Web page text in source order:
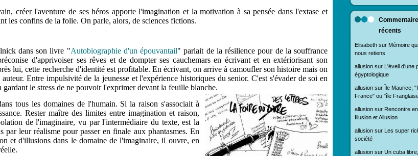
récents
Elisabeth sur Mémoire
nous retiens
allusion sur
L'éveil d'une
égyptologique
allusion sur
Île Maurice,
France" ou "île
allusion sur Rencontre
Illusion et Allusion
allusion sur
Les super
société
allusion sur Un cuba
créer l'aventure de ses héros apporte l'imagination et la motivation à sa pensée dans l'extase et
les confins de la folie. On parle, alors, de sciences fictions.
dans son livre "Autobiographie d'un épouvantail" parlait de la résilience pour de la souffrance
d'apprivoiser ses rêves et de dompter ses cauchemars en écrivant et en extériorisant son
lui, cette recherche d'identité est profitable. En écrivant, on arrive à camoufler son histoire mais on
Entre impulsivité de la jeunesse et l'expérience historiques du senior. C'est s'évader de soi en
le stress de ne pouvoir l'exprimer devant la feuille blanche.
tous les domaines de l'humain. Si la raison s'associait à
Rester maître des limites entre imagination et raison,
de l'imaginaire, vu par l'intermédiaire du texte, est la
leur réalisme pour passer en finale aux phantasmes. En
et d'illusions dans le domaine de l'imaginaire, il ouvre, en